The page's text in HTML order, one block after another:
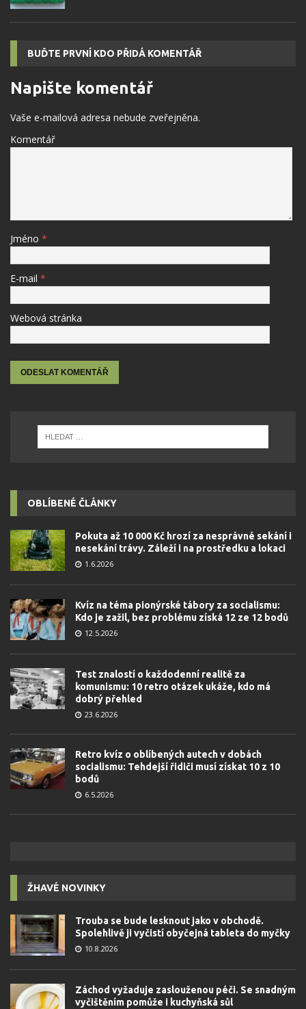
BUĎTE PRVNÍ KDO PŘIDÁ KOMENTÁŘ
Napište komentář
Vaše e-mailová adresa nebude zveřejněna.
Komentář
Jméno *
E-mail *
Webová stránka
OBLÍBENÉ ČLÁNKY
Pokuta až 10 000 Kč hrozí za nesprávné sekání i
nesekání trávy. Záleží i na prostředku a lokaci
1.6.2026
Kvíz na téma pionýrské tábory za socialismu:
Kdo je zažil, bez problému získá 12 ze 12 bodů
12.5.2026
Test znalostí o každodenní realitě za
komunismu: 10 retro otázek ukáže, kdo má
dobrý přehled
23.6.2026
Retro kvíz o oblíbených autech v dobách
socialismu: Tehdejší řidiči musí získat 10 z 10
bodů
6.5.2026
ŽHAVÉ NOVINKY
Trouba se bude lesknout jako v obchodě.
Spolehlivě ji vyčistí obyčejná tableta do myčky
10.8.2026
Záchod vyžaduje zaslouženou péči. Se snadným
vyčištěním pomůže i kuchyňská sůl